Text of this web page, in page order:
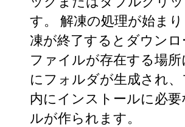
す。 解凍の処理が始ま
凍が終了するとダウンロ
ファイルが存在する場所
にフォルダが生成され
内にインストールに必要
ルが作られます。